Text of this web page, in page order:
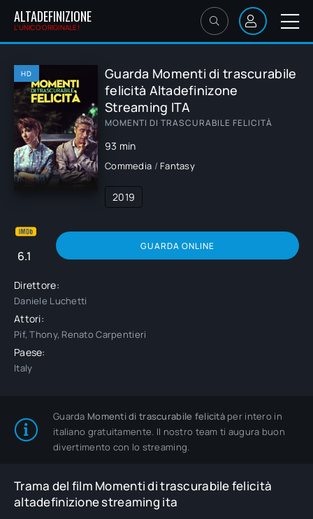
ALTADEFINIZIONE
L'UNICO ORIGINALE!
HD
Guarda Momenti di trascurabile
felicità Altadefinizone
Streaming ITA
MOMENTI DI TRASCURABILE FELICITÀ
93 min
Commedia / Fantasy
2019
6.1
GUARDA ONLINE
Direttore:
Daniele Luchetti
Attori:
Pif, Thony, Renato Carpentieri
Paese:
Italy
Guarda Momenti di trascurabile felicitàper intero in
italiano gratuitamente. Il nostro team ti augura buon
divertimento con lo streaming.
Trama del film Momenti di trascurabile felicità
altadefinizione streaming ita